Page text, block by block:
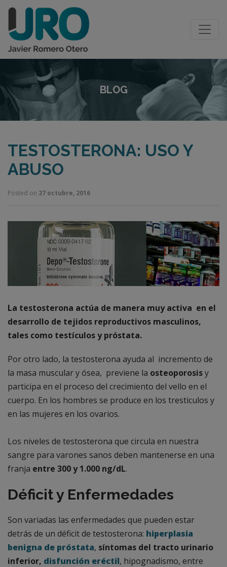
BLOG
TESTOSTERONA: USO Y
ABUSO
Posted on 27 octubre, 2016
La testosterona actúa de manera muy activa en el
desarrollo de tejidos reproductivos masculinos,
tales como testículos y próstata.
Por otro lado, la testosterona ayuda al incremento de
la masa muscular y ósea, previene la osteoporosisy
participa en el proceso del crecimiento del vello en el
cuerpo. En los hombres se produce en los tresticulos y
en las mujeres en los ovarios.
Los niveles de testosterona que circula en nuestra
sangre para varones sanos deben mantenerse en una
franja entre 300 y 1.000 ng/dL.
Déficit y Enfermedades
Son variadas las enfermedades que pueden estar
detrás de un déficit de testosterona: hiperplasia
benigna de próstata, síntomas del tracto urinario
inferior, disfunción eréctil, hipognadismo, entre